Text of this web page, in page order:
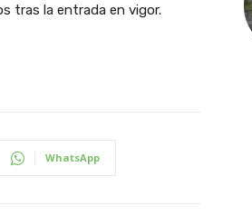
tras la entrada en vigor.
WhatsApp